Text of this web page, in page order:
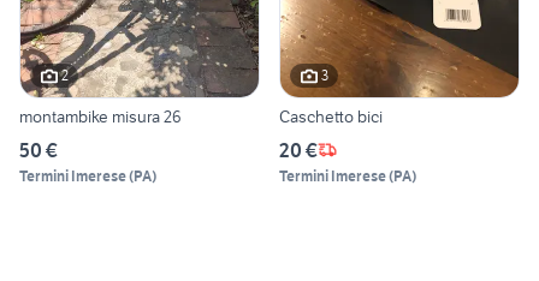
2
montambike misura 26
50 €
Termini Imerese(PA)
3
Caschetto bici
20 €
Termini Imerese(PA)